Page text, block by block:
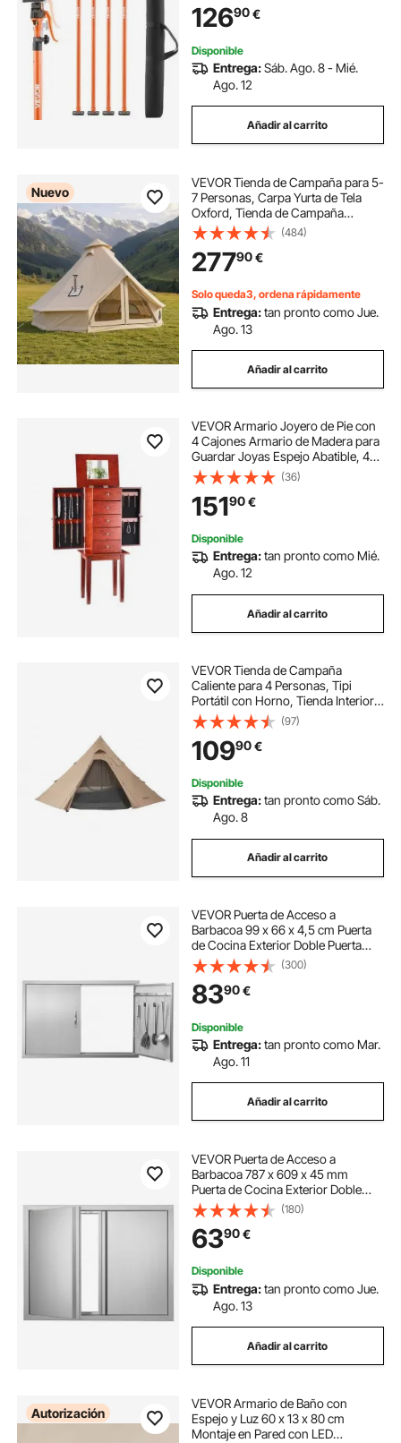
Armarios y Levantar Paneles de
Yeso
12690€
Disponible
Entrega:Sáb. Ago. 8 - Mié.
Ago. 12
Añadir al carrito
Nuevo
VEVOR Tienda de Campaña para 5-
7 Personas, Carpa Yurta de Tela
Oxford, Tienda de Campaña
Impermeable, con Suelo
Desmontable con Cremallera Salida
de Humos, para Glamping
Camping Outdoor Fiestas, Beige
(484)
27790€
Solo queda3, ordena rápidamente
Entrega:tan pronto como Jue.
Ago. 13
Añadir al carrito
VEVOR Armario Joyero de Pie con
4 Cajones Armario de Madera para
Guardar Joyas Espejo Abatible, 4
Compartimentos Superiores, 2
Puertas Laterales, con 16 Ganchos
para Collares, 390 x 300 x 995 mm
(36)
15190€
Disponible
Entrega:tan pronto como Mié.
Ago. 12
Añadir al carrito
VEVOR Tienda de Campaña
Caliente para 4 Personas, Tipi
Portátil con Horno, Tienda Interior y
Faldón para Nieve, Carpa Cónica
de Lona Impermeable para
Acampar, Senderismo, Pesca y
Mochilero, Talla M
(97)
10990€
Disponible
Entrega:tan pronto como Sáb.
Ago. 8
Añadir al carrito
VEVOR Puerta de Acceso a
Barbacoa 99 x 66 x 4,5 cm Puerta
de Cocina Exterior Doble Puerta
Empotrada de Acero Inoxidable con
Manija para Isla de Barbacoa,
Estación de Parrilla, Armario
Exterior
(300)
8390€
Disponible
Entrega:tan pronto como Mar.
Ago. 11
Añadir al carrito
VEVOR Puerta de Acceso a
Barbacoa 787 x 609 x 45 mm
Puerta de Cocina Exterior Doble
Puerta Empotrada de Acero
Inoxidable con Manija para Isla de
Barbacoa, Estación de Parrilla,
Armario Exterior
(180)
6390€
Disponible
Entrega:tan pronto como Jue.
Ago. 13
Añadir al carrito
Autorización
VEVOR Armario de Baño con
Espejo y Luz 60 x 13 x 80 cm
Montaje en Pared con LED